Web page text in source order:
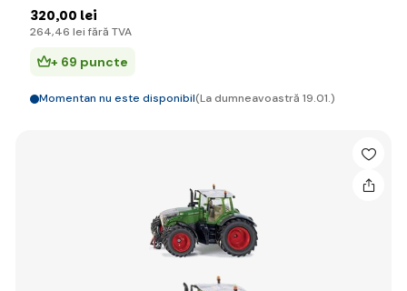
320,00 lei
264,46 lei fără TVA
+ 69 puncte
Momentan nu este disponibil(La dumneavoastră 19.01.)